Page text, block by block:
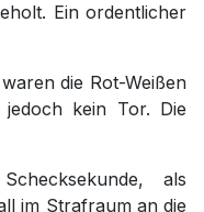
Ein ordentlicher
die Rot-Weißen
kein Tor. Die
als
im Strafraum an die